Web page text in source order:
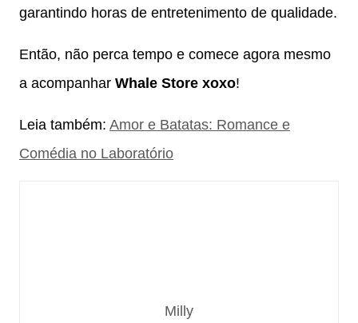
garantindo horas de entretenimento de qualidade.
Então, não perca tempo e comece agora mesmo
a acompanhar Whale Store xoxo!
Leia também: Amor e Batatas: Romance e
Comédia no Laboratório
Milly